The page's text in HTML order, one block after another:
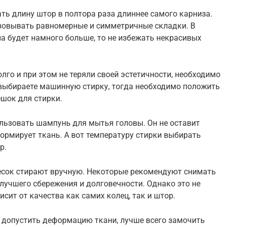
длину штор в полтора раза длиннее самого карниза.
равномерные и симметричные складки. В
будет намного больше, то не избежать некрасивых
и при этом не теряли своей эстетичности, необходимо
машинную стирку, тогда необходимо положить
для стирки.
шампунь для мытья головы. Он не оставит
ткань. А вот температуру стирки выбирать
стирают вручную. Некоторые рекомендуют снимать
сбережения и долговечности. Однако это не
от качества как самих колец, так и штор.
деформацию ткани, лучше всего замочить